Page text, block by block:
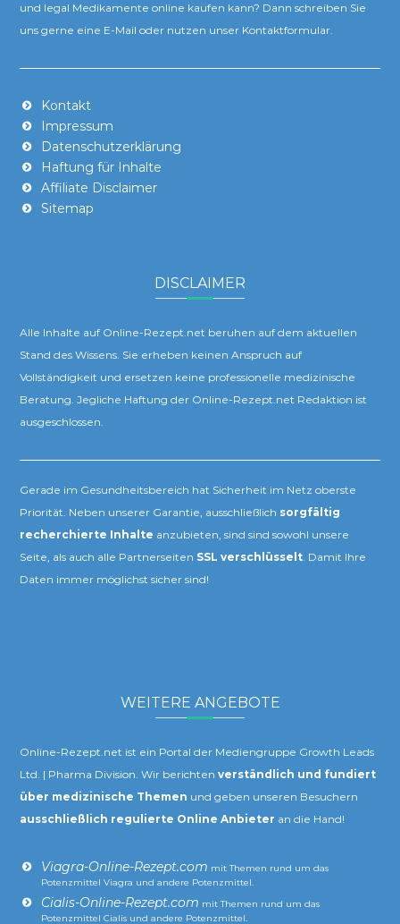
und legal Medikamente online kaufen kann? Dann schreiben Sie
uns gerne eine E-Mail oder nutzen unser Kontaktformular.
Kontakt
Impressum
Datenschutzerklärung
Haftung für Inhalte
Affiliate Disclaimer
Sitemap
DISCLAIMER
Alle Inhalte auf Online-Rezept.net beruhen auf dem aktuellen
Stand des Wissens. Sie erheben keinen Anspruch auf
Vollständigkeit und ersetzen keine professionelle medizinische
Beratung. Jegliche Haftung der Online-Rezept.net Redaktion ist
ausgeschlossen.
Gerade im Gesundheitsbereich hat Sicherheit im Netz oberste
Priorität. Neben unserer Garantie, ausschließlich sorgfältig
recherchierte Inhalte anzubieten, sind sind sowohl unsere
Seite, als auch alle Partnerseiten SSL verschlüsselt. Damit Ihre
Daten immer möglichst sicher sind!
WEITERE ANGEBOTE
Online-Rezept.net ist ein Portal der Mediengruppe Growth Leads
Ltd. | Pharma Division. Wir berichten verständlich und fundiert
über medizinische Themen und geben unseren Besuchern
ausschließlich regulierte Online Anbieter an die Hand!
Viagra-Online-Rezept.com mit Themen rund um das
Potenzmittel Viagra und andere Potenzmittel.
Cialis-Online-Rezept.com mit Themen rund um das
Potenzmittel Cialis und andere Potenzmittel.